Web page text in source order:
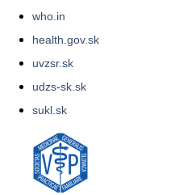
who.in
health.gov.sk
uvzsr.sk
udzs-sk.sk
sukl.sk